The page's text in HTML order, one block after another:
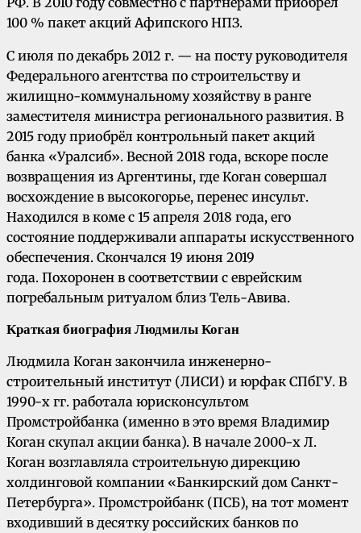
100 % пакет акций Афипского НПЗ.
С июля по декабрь 2012 г. — на посту руководителя
Федерального агентства по строительству и
жилищно-коммунальному хозяйству в ранге
заместителя министра регионального развития. В
2015 году приобрёл контрольный пакет акций
банка «Уралсиб». Весной 2018 года, вскоре после
возвращения из Аргентины, где Коган совершал
восхождение в высокогорье, перенес инсульт.
Находился в коме с 15 апреля 2018 года, его
состояние поддерживали аппараты искусственного
обеспечения. Скончался 19 июня 2019
года. Похоронен в соответствии с еврейским
погребальным ритуалом близ Тель-Авива.
Краткая биография Людмилы Коган
Людмила Коган закончила инженерно-
строительный институт (ЛИСИ) и юрфак СПбГУ. В
1990-х гг. работала юрисконсультом
Промстройбанка (именно в это время Владимир
Коган скупал акции банка). В начале 2000-х Л.
Коган возглавляла строительную дирекцию
холдинговой компании «Банкирский дом Санкт-
Петербурга». Промстройбанк (ПСБ), на тот момент
входивший в десятку российских банков по